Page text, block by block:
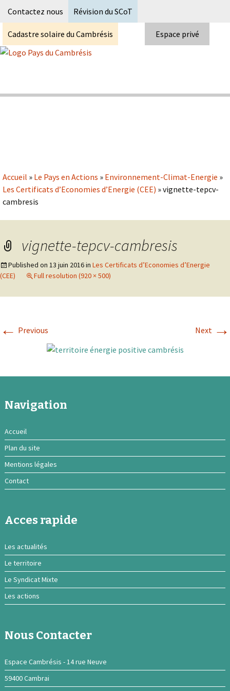
Contactez nous Révision du SCoT
Cadastre solaire du Cambrésis Espace privé
Accueil » Le Pays en Actions » Environnement-Climat-Energie »
Les Certificats d’Economies d’Energie (CEE) »vignette-tepcv-
cambresis
vignette-tepcv-cambresis
Published on 13 juin 2016in Les Certificats d’Economies d’Energie
(CEE)
Full resolution (920 × 500)
← Previous Next →
Navigation
Accueil
Plan du site
Mentions légales
Contact
Acces rapide
Les actualités
Le territoire
Le Syndicat Mixte
Les actions
Nous Contacter
Espace Cambrésis - 14 rue Neuve
59400 Cambrai